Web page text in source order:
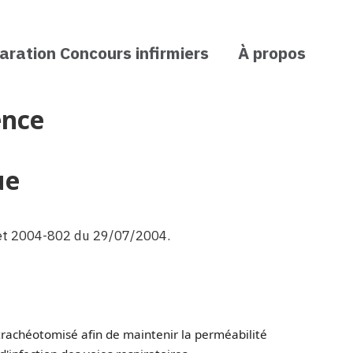
Concours infirmiers À propos
2004-802 du 29/07/2004.
afin de maintenir la perméabilité